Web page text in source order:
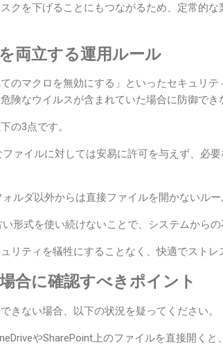
クを下げることにもつながるため、定常的
両立する運用ルール
のマクロを無効にする」といったセキュリ
険なウイルスが含まれていた場合に防御でき
の3点です。
ファイルに対しては安易に許可を与えず、必
ルダ以外からは直接ファイルを開かないルー
い形式を使い続けないことで、システムからの
リティを犠牲にすることなく、快適でストレ
合に確認すべきポイント
きない場合、以下の状況を疑ってください。
やSharePoint上のファイルを直接開く